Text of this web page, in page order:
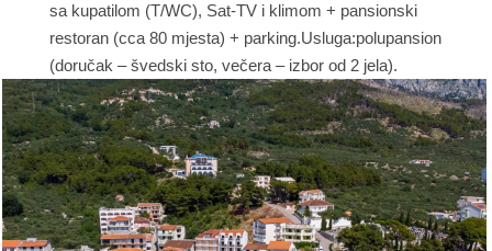
sa kupatilom (T/WC), Sat-TV i klimom + pansionski
restoran (cca 80 mjesta) + parking.Usluga:polupansion
(doručak – švedski sto, večera – izbor od 2 jela).